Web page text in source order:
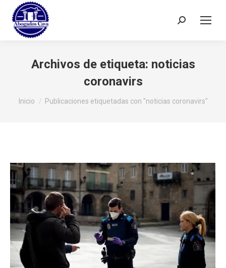
Buscar:
Archivos de etiqueta: noticias
coronavirs
Estás aquí:
Inicio Publicaciones etiquetadas con "noticias coronavirs"